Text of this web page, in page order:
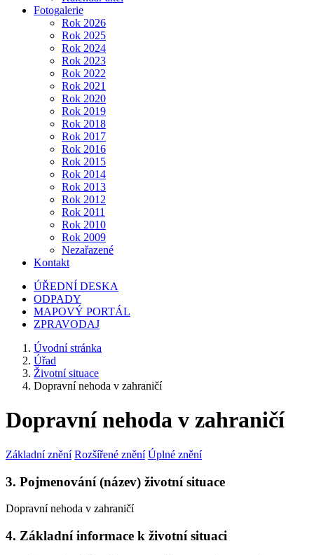
Fotogalerie
Rok 2026
Rok 2025
Rok 2024
Rok 2023
Rok 2022
Rok 2021
Rok 2020
Rok 2019
Rok 2018
Rok 2017
Rok 2016
Rok 2015
Rok 2014
Rok 2013
Rok 2012
Rok 2011
Rok 2010
Rok 2009
Nezařazené
Kontakt
ÚŘEDNÍ DESKA
ODPADY
MAPOVÝ PORTÁL
ZPRAVODAJ
Úvodní stránka
Úřad
Životní situace
Dopravní nehoda v zahraničí
Dopravní nehoda v zahraničí
Základní znění Rozšířené znění Úplné znění
3. Pojmenování (název) životní situace
Dopravní nehoda v zahraničí
4. Základní informace k životní situaci